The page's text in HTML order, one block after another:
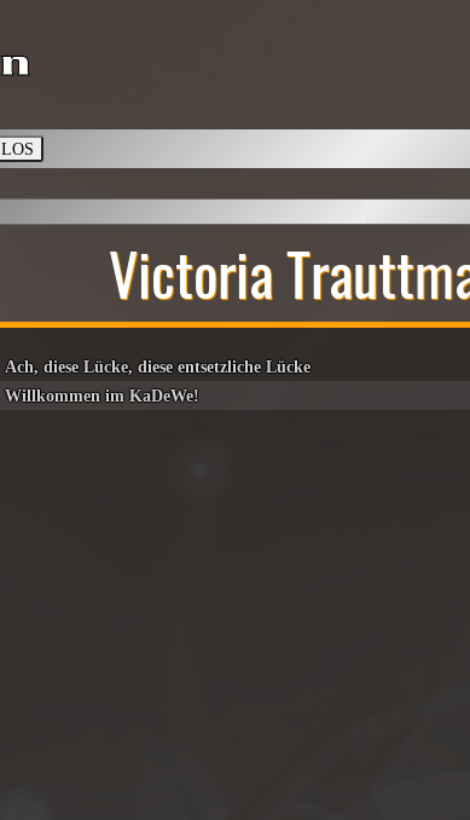
LOS
Victoria
Ach, diese Lücke, diese entsetzliche Lücke
Willkommen im KaDeWe!